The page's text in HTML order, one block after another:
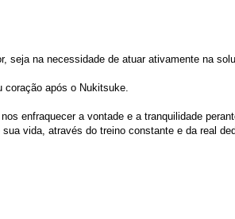
seja na necessidade de atuar ativamente na
coração após o Nukitsuke.
enfraquecer a vontade e a tranquilidade
vida, através do treino constante e da real